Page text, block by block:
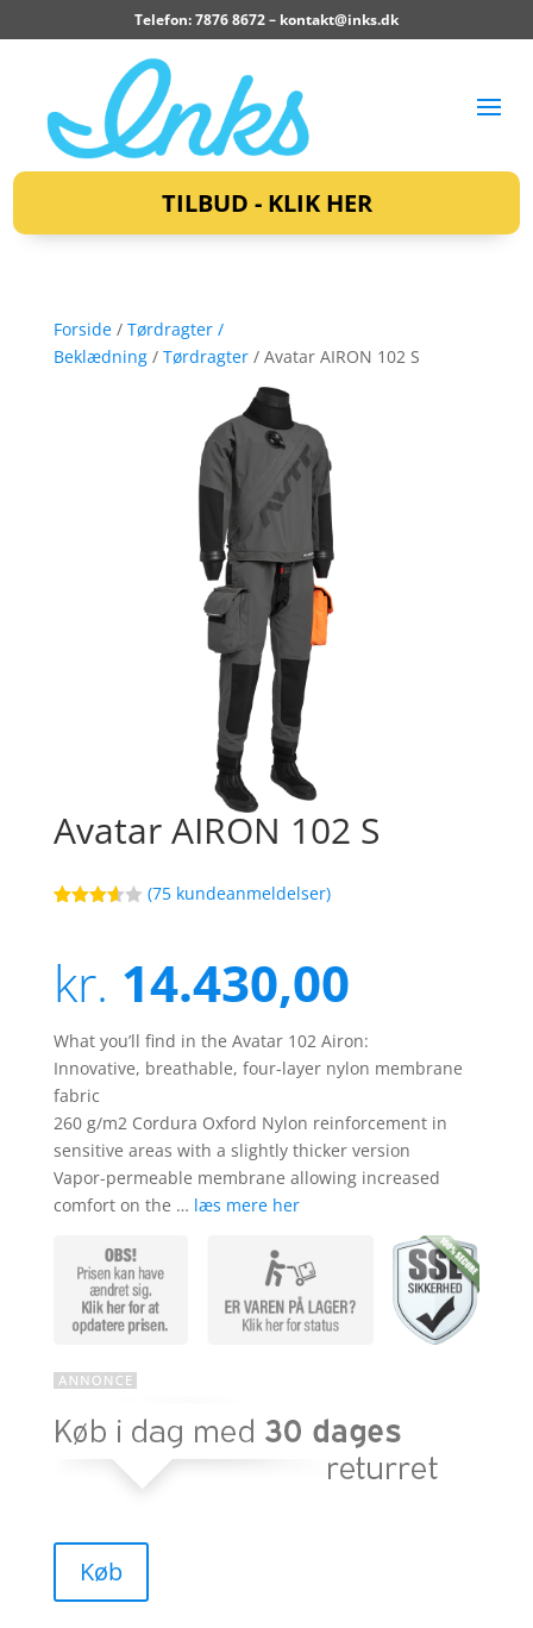
Telefon: 7876 8672 – kontakt@inks.dk
TILBUD - KLIK HER
Forside/ Tørdragter /
Beklædning/ Tørdragter/ Avatar AIRON 102 S
Avatar AIRON 102 S
af 5
baseret
på
ømmels
er
(75 kundeanmeldelser)
kr. 14.430,00
What you’ll find in the Avatar 102 Airon:
Innovative, breathable, four-layer nylon membrane
fabric
260 g/m2 Cordura Oxford Nylon reinforcement in
sensitive areas with a slightly thicker version
Vapor-permeable membrane allowing increased
comfort on the … læs mere her
Køb